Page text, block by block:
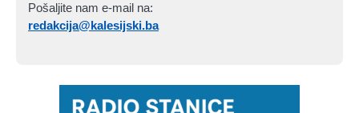
Pošaljite nam e-mail na:
redakcija@kalesijski.ba